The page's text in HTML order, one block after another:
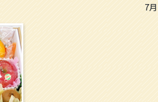
7月